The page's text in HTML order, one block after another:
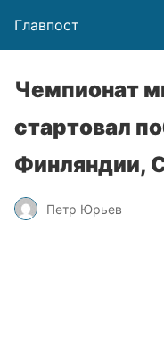
Главпост
Чемпионат
стартовал
Финляндии,
Петр Юрьев